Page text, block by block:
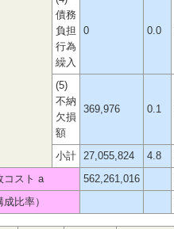
債務
負担
行為
繰入
0 0.0
(5)
不納
欠損
額
369,976 0.1
小計 27,055,824 4.8
コスト a 562,261,016
成比率）